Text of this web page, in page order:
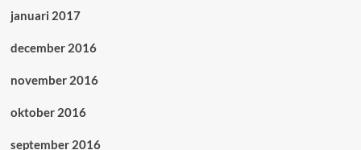
januari 2017
december 2016
november 2016
oktober 2016
september 2016